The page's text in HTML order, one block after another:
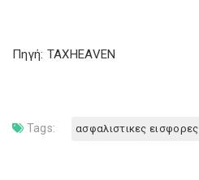
Πηγή: TAXHEAVEN
Tags: ασφαλιστικες εισφορες